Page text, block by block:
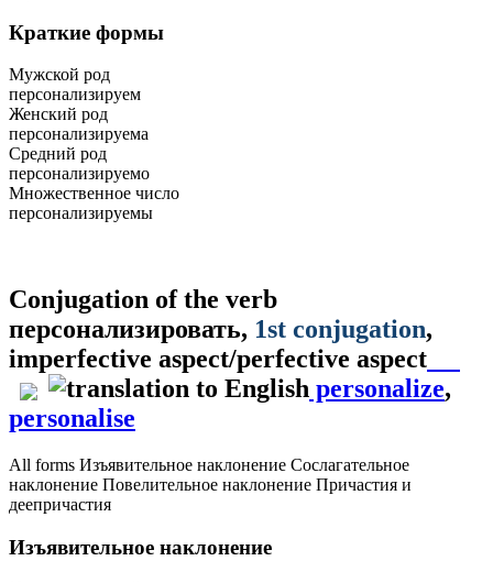
Краткие формы
Мужской род
персонализируем
Женский род
персонализируема
Средний род
персонализируемо
Множественное число
персонализируемы
Conjugation of the verb
персонализировать, 1st conjugation,
imperfective aspect/perfective aspect
personalize,
personalise
All forms Изъявительное наклонение Сослагательное
наклонение Повелительное наклонение Причастия и
деепричастия
Изъявительное наклонение